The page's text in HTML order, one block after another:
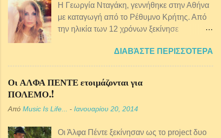
Η Γεωργία Νταγάκη, γεννήθηκε στην Αθήνα
με καταγωγή από τo Ρέθυμνο Κρήτης. Από
την ηλικία των 12 χρόνων ξεκίνησε
ξεκίνησε πιάνο, φωνητική, θεωρία και
αρμονία της μουσικής. Από αρκετά μικρή
μουσική και έχει συνεργαστεί με πολλούς
ερμηνευτές της έντεχνης σκηνής, μια και το
πολλές και αξιόλογες συνεργασίες, με
ΔΙΑΒΆΣΤΕ ΠΕΡΙΣΣΌΤΕΡΑ
Οι ΑΛΦΑ ΠΕΝΤΕ ετοιμάζονται για
ΠΟΛΕΜΟ.!
Από Music Is Life... - Ιανουαρίου 20, 2014
Οι Άλφα Πέντε ξεκίνησαν ως το project δυο